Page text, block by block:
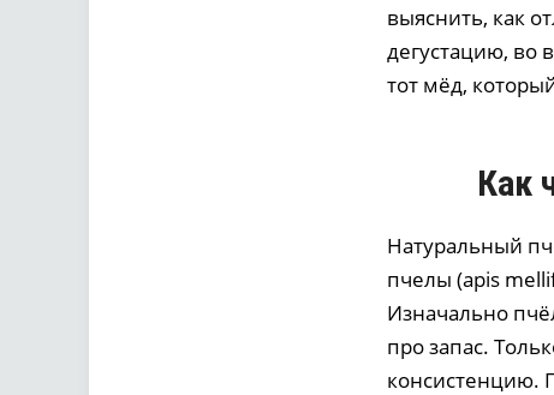
выяснить, как
дегустацию, во
тот мёд,
Как
Натуральный
пчелы (apis
Изначально
про запас.
консистенцию.